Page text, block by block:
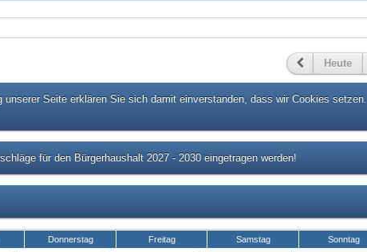
Heute
Seite erklären Sie sich damit einverstanden, dass wir Cookies setzen.
für den Bürgerhaushalt 2027 - 2030 eingetragen werden!
Donnerstag Freitag Samstag Sonntag